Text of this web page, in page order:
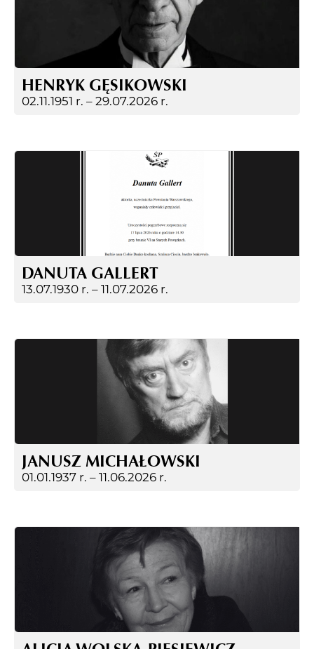
HENRYK GĘSIKOWSKI
02.11.1951 r. – 29.07.2026 r.
DANUTA GALLERT
13.07.1930 r. – 11.07.2026 r.
JANUSZ MICHAŁOWSKI
01.01.1937 r. – 11.06.2026 r.